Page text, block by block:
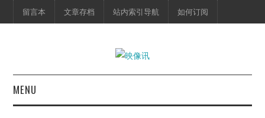
留言本 文章存档 站内索引导航 如何订阅
MENU